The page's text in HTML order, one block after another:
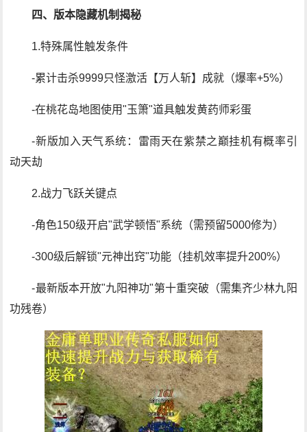
四、版本隐藏机制揭秘
1.特殊属性触发条件
-累计击杀9999只怪激活【万人斩】成就（爆率+5%）
-在桃花岛地图使用"玉箫"道具触发黄药师彩蛋
-新版加入天气系统：雷雨天在紫禁之巅挂机有概率引
动天劫
2.战力飞跃关键点
-角色150级开启"武学顿悟"系统（需预留5000修为）
-300级后解锁"元神出窍"功能（挂机效率提升200%）
-最新版本开放"九阳神功"第十重突破（需集齐少林九阳
功残卷）